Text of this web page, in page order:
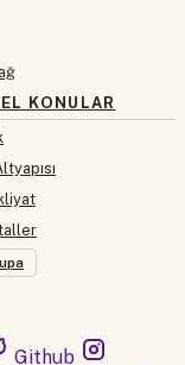
KONULAR
Github